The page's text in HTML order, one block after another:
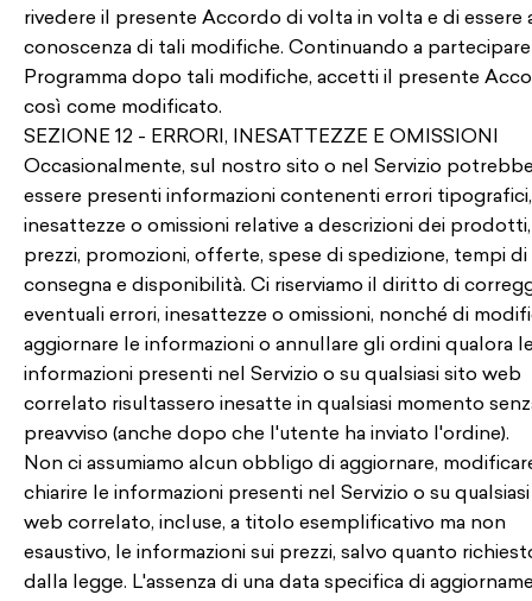
rivedere il presente Accordo di volta in volta e di essere
conoscenza di tali modifiche. Continuando a
Programma dopo tali modifiche, accetti il presente
così come modificato.
SEZIONE 12 - ERRORI, INESATTEZZE E OMISSIONI
Occasionalmente, sul nostro sito o nel Servizio
essere presenti informazioni contenenti errori tipografici,
inesattezze o omissioni relative a descrizioni dei prodotti,
prezzi, promozioni, offerte, spese di spedizione, tempi di
consegna e disponibilità. Ci riserviamo il diritto di
eventuali errori, inesattezze o omissioni, nonché di
aggiornare le informazioni o annullare gli ordini qualora
informazioni presenti nel Servizio o su qualsiasi sito web
correlato risultassero inesatte in qualsiasi momento
preavviso (anche dopo che l'utente ha inviato l'ordine).
Non ci assumiamo alcun obbligo di aggiornare,
chiarire le informazioni presenti nel Servizio o su
web correlato, incluse, a titolo esemplificativo ma non
esaustivo, le informazioni sui prezzi, salvo quanto
dalla legge. L'assenza di una data specifica di